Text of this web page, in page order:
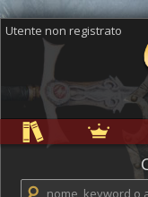
Utente non registrato